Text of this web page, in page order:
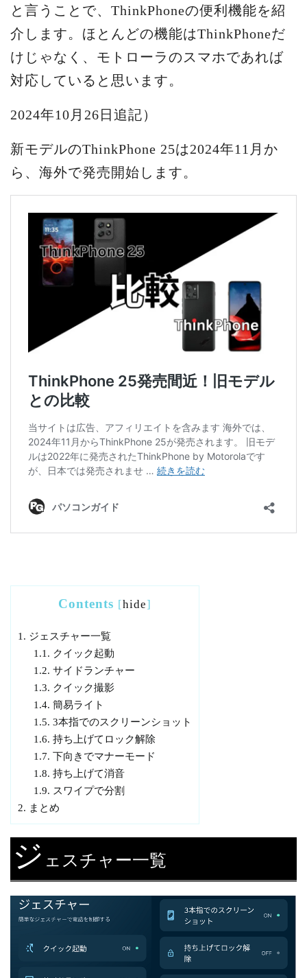
と言うことで、ThinkPhoneの便利機能を紹
介します。ほとんどの機能はThinkPhoneだ
けじゃなく、モトローラのスマホであれば
対応していると思います。
2024年10月26日追記）
新モデルのThinkPhone 25は2024年11月か
ら、海外で発売開始します。
Contents [hide]
1. ジェスチャー一覧
1.1. クイック起動
1.2. サイドランチャー
1.3. クイック撮影
1.4. 簡易ライト
1.5. 3本指でのスクリーンショット
1.6. 持ち上げてロック解除
1.7. 下向きでマナーモード
1.8. 持ち上げて消音
1.9. スワイプで分割
2. まとめ
ジ ェスチャー一覧